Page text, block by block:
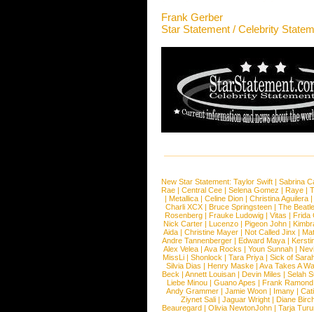
Frank Gerber
Star Statement / Celebrity
New Star Statement: Taylor Swift | Sabrina
Rae |Central Cee |Selena Gomez |Raye |
| Metallica | Celine Dion | Christina Aguilera |
Charli XCX |Bruce Springsteen |The
Rosenberg | Frauke Ludowig | Vitas | Frida
Nick Carter | Lucenzo | Pigeon John |
Aida |Christine Mayer |Not Called Jinx |
Andre Tannenberger | Edward Maya |
Alex Velea | Ava Rocks | Youn Sunnah |
MissLi | Shonlock | Tara Priya | Sick of
Silvia Dias |Henry Maske |Ava Takes A
Beck |Annett Louisan |Devin Miles |Selah
Liebe Minou |Guano Apes |Frank Ramond
Andy Grammer |Jamie Woon | Imany |
Ziynet Sali |Jaguar Wright |Diane
Beauregard |Olivia NewtonJohn |Tarja